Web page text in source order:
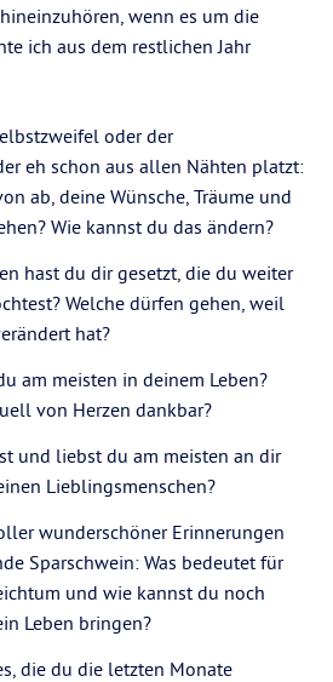
wenn es um die
ich aus dem restlichen Jahr
oder der
eh schon aus allen Nähten platzt:
ab, deine Wünsche, Träume und
Wie kannst du das ändern?
hast du dir gesetzt, die du weiter
Welche dürfen gehen, weil
hat?
am meisten in deinem Leben?
von Herzen dankbar?
und liebst du am meisten an dir
Lieblingsmenschen?
wunderschöner Erinnerungen
Sparschwein: Was bedeutet für
und wie kannst du noch
Leben bringen?
die du die letzten Monate